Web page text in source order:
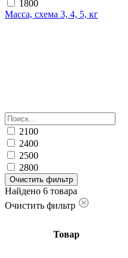
1800
Масса, схема 3, 4, 5, кг
2100
2400
2500
2800
Очистить фильтр
Найдено 6 товара
Очистить фильтр
Товар